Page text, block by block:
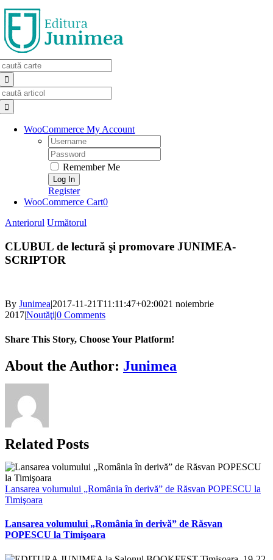
Skip
to
content
WooCommerce My Account
Username:
Password:
Remember Me
Register
WooCommerce Cart0
Anteriorul Următorul
CLUBUL de lectură şi promovare JUNIMEA-
SCRIPTOR
By Junimea|2017-11-21T11:11:47+02:0021 noiembrie
2017|Noutăţi|0 Comments
Share This Story, Choose Your Platform!
Facebook
X
Bluesky
Reddit
LinkedIn
WhatsApp
Telegram
Tumblr
Xing
Email
Copy
Link
About the Author: Junimea
Related Posts
Lansarea volumului „România în derivă” de Răsvan POPESCU la
Timişoara
Lansarea volumului „România în derivă” de Răsvan
POPESCU la Timişoara